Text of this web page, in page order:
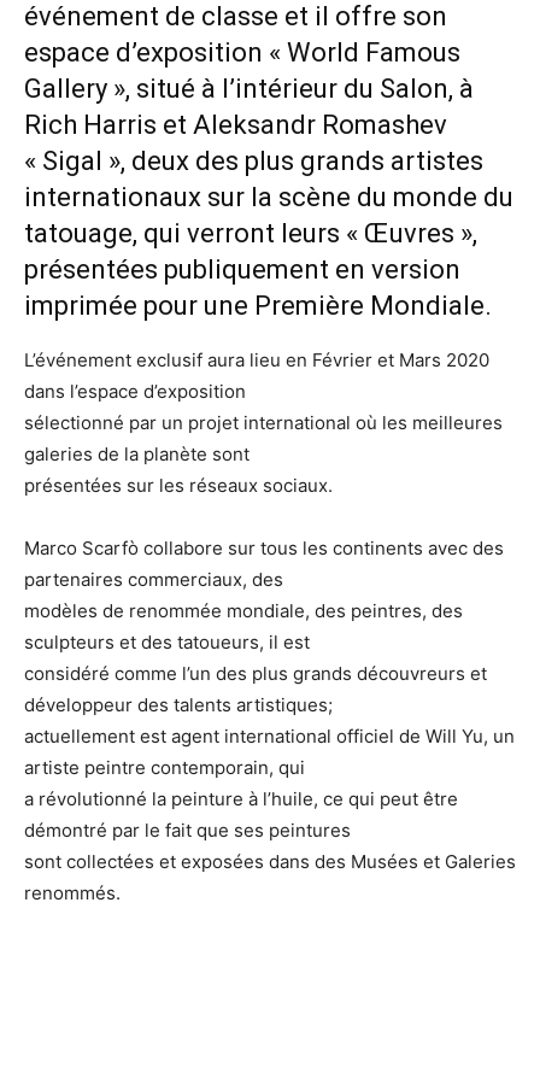
événement de classe et il offre son
espace d’exposition « World Famous
Gallery », situé à l’intérieur du Salon, à
Rich Harris et Aleksandr Romashev
« Sigal », deux des plus grands artistes
internationaux sur la scène du monde du
tatouage, qui verront leurs « Œuvres »,
présentées publiquement en version
imprimée pour une Première Mondiale.
L’événement exclusif aura lieu en Février et Mars 2020
dans l’espace d’exposition
sélectionné par un projet international où les meilleures
galeries de la planète sont
présentées sur les réseaux sociaux.
Marco Scarfò collabore sur tous les continents avec des
partenaires commerciaux, des
modèles de renommée mondiale, des peintres, des
sculpteurs et des tatoueurs, il est
considéré comme l’un des plus grands découvreurs et
développeur des talents artistiques;
actuellement est agent international officiel de Will Yu, un
artiste peintre contemporain, qui
a révolutionné la peinture à l’huile, ce qui peut être
démontré par le fait que ses peintures
sont collectées et exposées dans des Musées et Galeries
renommés.